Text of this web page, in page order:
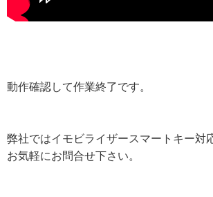
動作確認して作業終了です。
弊社ではイモビライザースマートキー対
お気軽にお問合せ下さい。